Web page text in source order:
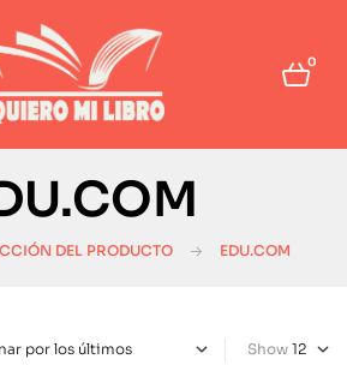
0
DEL PRODUCTO EDU.COM
Show